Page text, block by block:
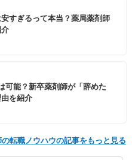
すぎるって本当？薬局薬剤師
可能？新卒薬剤師が「辞めた
を紹介
転職ノウハウの記事をもっと見る